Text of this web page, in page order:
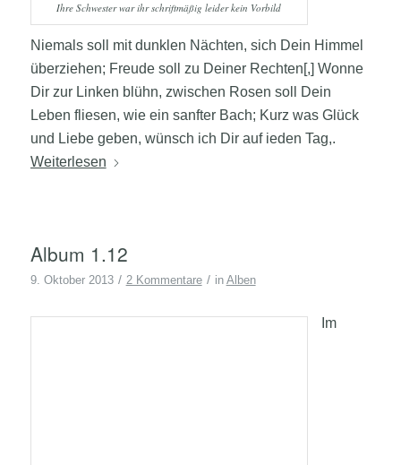
Ihre Schwester war ihr schriftmäßig leider kein Vorbild
Niemals soll mit dunklen Nächten, sich Dein Himmel
überziehen; Freude soll zu Deiner Rechten[,] Wonne
Dir zur Linken blühn, zwischen Rosen soll Dein
Leben fliesen, wie ein sanfter Bach; Kurz was Glück
und Liebe geben, wünsch ich Dir auf ieden Tag,.
Weiterlesen
Album 1.12
9. Oktober 2013 / 2 Kommentare / in Alben
Im